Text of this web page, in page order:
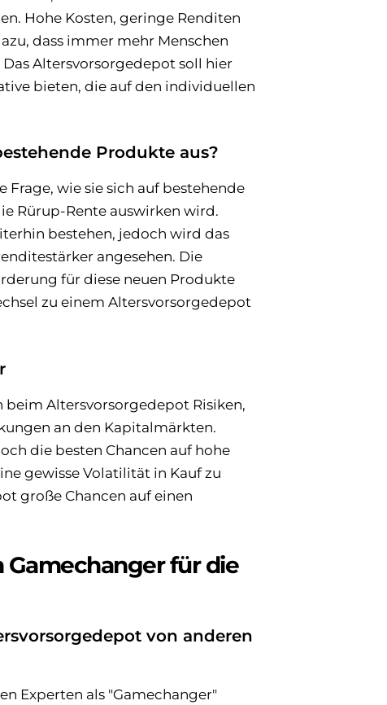
Hohe Kosten, geringe Renditen
dass immer mehr Menschen
Altersvorsorgedepot soll hier
bieten, die auf den individuellen
Produkte aus?
wie sie sich auf bestehende
Rürup-Rente auswirken wird.
bestehen, jedoch wird das
angesehen. Die
für diese neuen Produkte
zu einem Altersvorsorgedepot
Altersvorsorgedepot Risiken,
an den Kapitalmärkten.
die besten Chancen auf hohe
gewisse Volatilität in Kauf zu
große Chancen auf einen
für die
von anderen
Experten als "Gamechanger"